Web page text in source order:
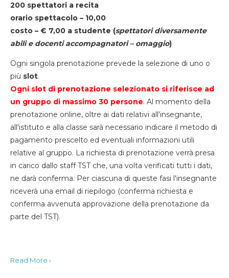
200 spettatori a recita
orario spettacolo – 10,00
costo – € 7,00 a studente (spettatori diversamente
abili e docenti accompagnatori – omaggio)
Ogni singola prenotazione prevede la selezione di uno o
più slot.
Ogni slot di prenotazione selezionato si riferisce ad
un gruppo di massimo 30 persone. Al momento della
prenotazione online, oltre ai dati relativi all'insegnante,
all'istituto e alla classe sarà necessario indicare il metodo di
pagamento prescelto ed eventuali informazioni utili
relative al gruppo. La richiesta di prenotazione verrà presa
in carico dallo staff TST che, una volta verificati tutti i dati,
ne darà conferma. Per ciascuna di queste fasi l'insegnante
riceverà una email di riepilogo (conferma richiesta e
conferma avvenuta approvazione della prenotazione da
parte del TST).
Read More ›